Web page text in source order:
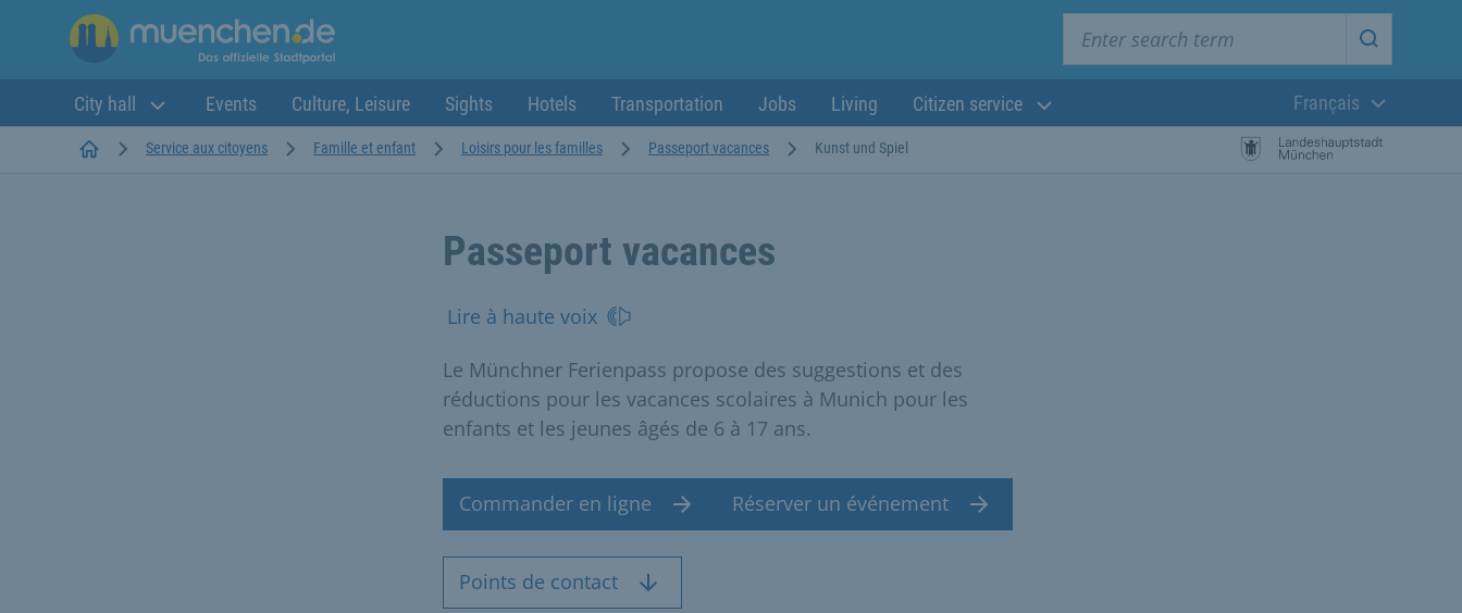
Start
City hall Events Culture, Leisure Sights Hotels Transportation Jobs Living Citizen service
Langue
Français
StartseiteService aux citoyens Famille et enfant Loisirs pour les familles Passeport vacances Kunst und Spiel
Passeport vacances
Lire à haute voix
Le Münchner Ferienpass propose des suggestions et des
réductions pour les vacances scolaires à Munich pour les
enfants et les jeunes âgés de 6 à 17 ans.
Commander en ligne Réserver un événement
Points de contact